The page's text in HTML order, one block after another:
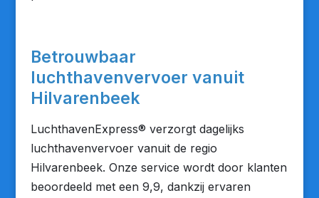
Betrouwbaar
luchthavenvervoer vanuit
Hilvarenbeek
LuchthavenExpress® verzorgt dagelijks
luchthavenvervoer vanuit de regio
Hilvarenbeek. Onze service wordt door klanten
beoordeeld met een 9,9, dankzij ervaren